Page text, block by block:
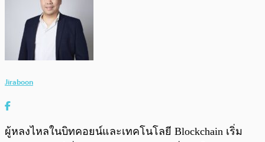
Jiraboon
ผู้หลงไหลในบิทคอยน์และเทคโนโลยี Blockchain เริ่ม